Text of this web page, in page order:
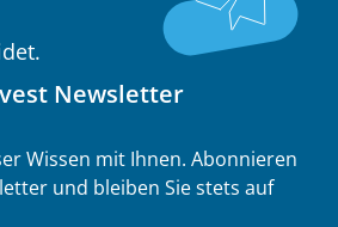
Newsletter
Wissen mit Ihnen. Abonnieren
und bleiben Sie stets auf